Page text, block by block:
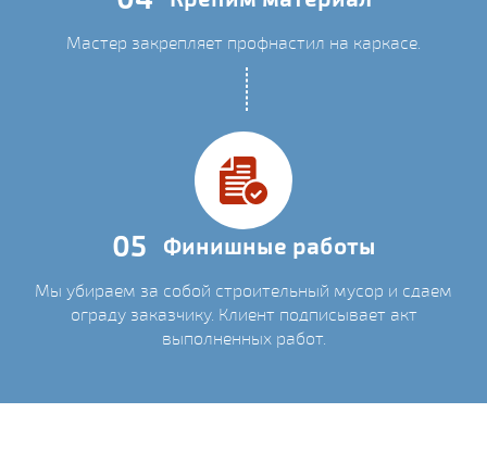
Мастер закрепляет профнастил на каркасе.
05 Финишные работы
Мы убираем за собой строительный мусор и сдаем
ограду заказчику. Клиент подписывает акт
выполненных работ.